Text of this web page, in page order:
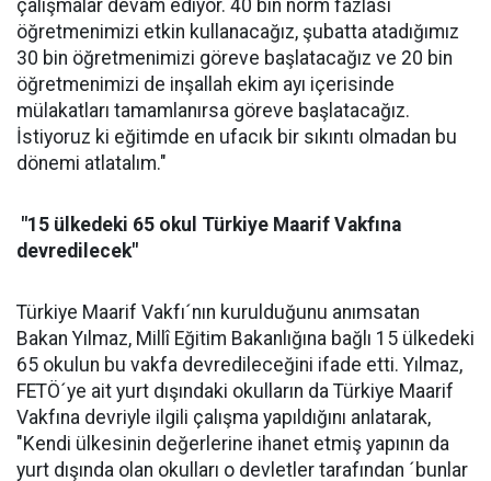
çalışmalar devam ediyor. 40 bin norm fazlası
öğretmenimizi etkin kullanacağız, şubatta atadığımız
30 bin öğretmenimizi göreve başlatacağız ve 20 bin
öğretmenimizi de inşallah ekim ayı içerisinde
mülakatları tamamlanırsa göreve başlatacağız.
İstiyoruz ki eğitimde en ufacık bir sıkıntı olmadan bu
dönemi atlatalım."
"15 ülkedeki 65 okul Türkiye Maarif Vakfına
devredilecek"
Türkiye Maarif Vakfı´nın kurulduğunu anımsatan
Bakan Yılmaz, Millî Eğitim Bakanlığına bağlı 15 ülkedeki
65 okulun bu vakfa devredileceğini ifade etti. Yılmaz,
FETÖ´ye ait yurt dışındaki okulların da Türkiye Maarif
Vakfına devriyle ilgili çalışma yapıldığını anlatarak,
"Kendi ülkesinin değerlerine ihanet etmiş yapının da
yurt dışında olan okulları o devletler tarafından ´bunlar